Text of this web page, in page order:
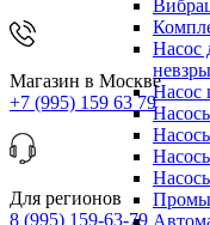
Магазин в Москве
+7 (995) 159 63 79
Для регионов
8 (995) 159-63-79
Насос
Насос